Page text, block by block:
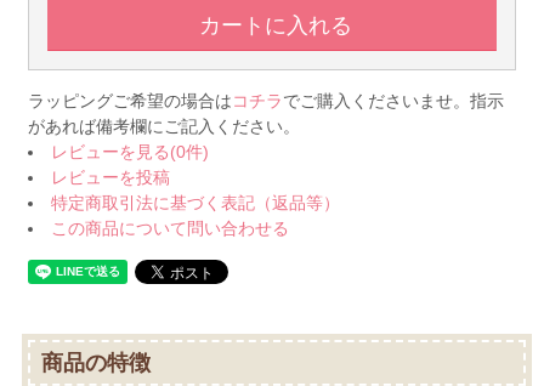
ラッピングご希望の場合はコチラでご購入くださいませ。指示
があれば備考欄にご記入ください。
レビューを見る(0件)
レビューを投稿
特定商取引法に基づく表記（返品等）
この商品について問い合わせる
商品の特徴